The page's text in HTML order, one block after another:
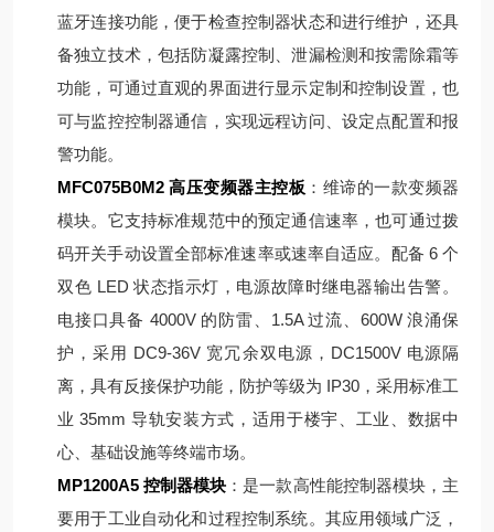
蓝牙连接功能，便于检查控制器状态和进行维护，还具
备独立技术，包括防凝露控制、泄漏检测和按需除霜等
功能，可通过直观的界面进行显示定制和控制设置，也
可与监控控制器通信，实现远程访问、设定点配置和报
警功能。
MFC075B0M2 高压变频器主控板 ：维谛的一款变频器
模块。它支持标准规范中的预定通信速率，也可通过拨
码开关手动设置全部标准速率或速率自适应。配备 6 个
双色 LED 状态指示灯，电源故障时继电器输出告警。
电接口具备 4000V 的防雷、1.5A 过流、600W 浪涌保
护，采用 DC9-36V 宽冗余双电源，DC1500V 电源隔
离，具有反接保护功能，防护等级为 IP30，采用标准工
业 35mm 导轨安装方式，适用于楼宇、工业、数据中
心、基础设施等终端市场。
MP1200A5 控制器模块 ：是一款高性能控制器模块，主
要用于工业自动化和过程控制系统。其应用领域广泛，